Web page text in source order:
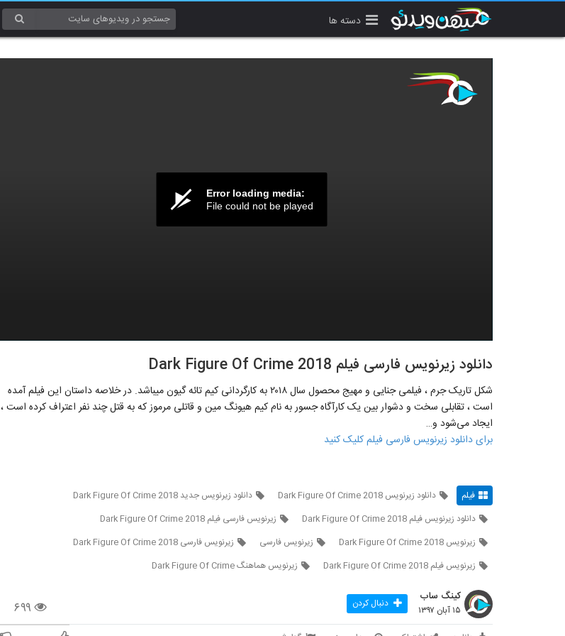
دسته ها
Error loading media:
File could not be played
دانلود زیرنویس فارسی فیلم Dark Figure Of Crime 2018
شکل تاریک جرم ، فیلمی جنایی و مهیج محصول سال ۲۰۱۸ به کارگردانی کیم تائه گیون می‎باشد. در خلاصه داستان این فیلم آمده
است ، تقابلی سخت و دشوار بین یک کارآگاه جسور به نام کیم هیونگ مین و قاتلی مرموز که به قتل چند نفر اعتراف کرده است ،
ایجاد می‌‎شود و…
برای دانلود زیرنویس فارسی فیلم کلیک کنید
فیلم دانلود زیرنویس Dark Figure Of Crime 2018
دانلود زیرنویس جدید Dark Figure Of Crime 2018
دانلود زیرنویس فیلم Dark Figure Of Crime 2018
زيرنويس فارسی فيلم Dark Figure Of Crime 2018
زیرنویس Dark Figure Of Crime 2018
زیرنویس فارسی
زیرنویس فارسی Dark Figure Of Crime 2018
زیرنویس فیلم Dark Figure Of Crime 2018
زیرنویس هماهنگ Dark Figure Of Crime
۶۹۹
کینگ ساب
۱۵ آبان ۱۳۹۷ دنبال کردن